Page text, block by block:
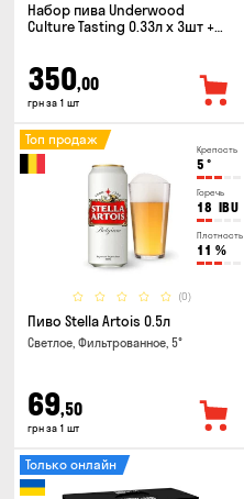
Набор пива Underwood
Culture Tasting 0.33л x 3шт +
350,00
грн за 1 шт
Крепость
5 °
Горечь
18 IBU
Плотность
11 %
(0)
Топ продаж
Пиво Stella Artois 0.5л
Светлое, Фильтрованное, 5°
69,50
грн за 1 шт
Только онлайн